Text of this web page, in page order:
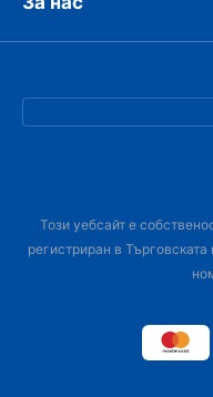
Този уебсайт е
регистриран в